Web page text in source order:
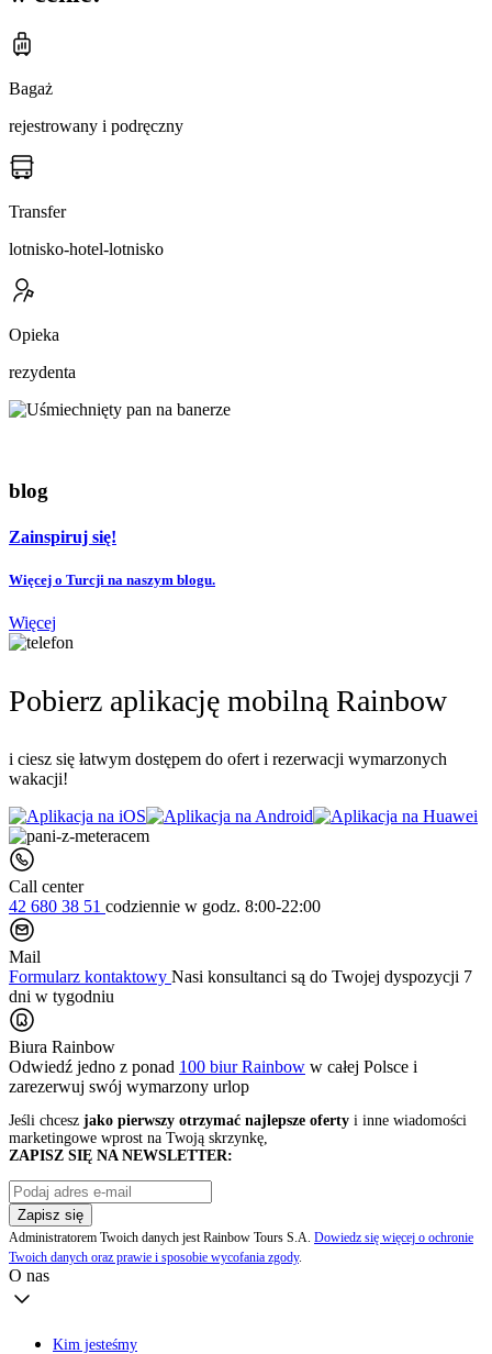
Bagaż
rejestrowany i podręczny
Transfer
lotnisko-hotel-lotnisko
Opieka
rezydenta
blog
Zainspiruj się!
Więcej o Turcji na naszym blogu.
Więcej
Pobierz aplikację mobilną Rainbow
i ciesz się łatwym dostępem do ofert i rezerwacji wymarzonych
wakacji!
Call center
42 680 38 51 codziennie w godz. 8:00-22:00
Mail
Formularz kontaktowy Nasi konsultanci są do Twojej dyspozycji 7
dni w tygodniu
Biura Rainbow
Odwiedź jedno z ponad 100 biur Rainbow w całej Polsce i
zarezerwuj swój wymarzony urlop
Jeśli chcesz jako pierwszy otrzymać najlepsze oferty i inne wiadomości
marketingowe wprost na Twoją skrzynkę,
ZAPISZ SIĘ NA NEWSLETTER:
Zapisz się
Administratorem Twoich danych jest Rainbow Tours S.A. Dowiedz się więcej o ochronie
Twoich danych oraz prawie i sposobie wycofania zgody.
O nas
Kim jesteśmy